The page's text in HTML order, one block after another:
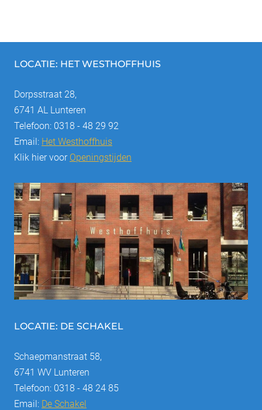
LOCATIE: HET WESTHOFFHUIS
Dorpsstraat 28,
6741 AL Lunteren
Telefoon: 0318 - 48 29 92
Email: Het Westhoffhuis
Klik hier voor Openingstijden
LOCATIE: DE SCHAKEL
Schaepmanstraat 58,
6741 WV Lunteren
Telefoon: 0318 - 48 24 85
Email: De Schakel